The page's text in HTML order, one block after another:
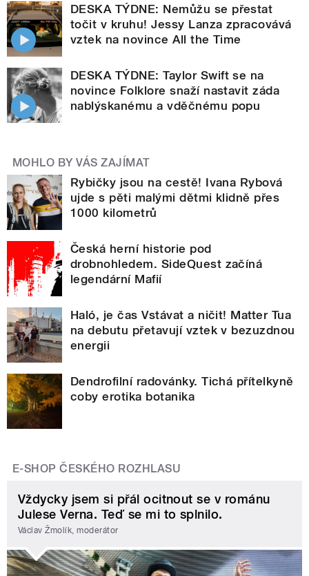
DESKA TÝDNE: Nemůžu se přestat
točit v kruhu! Jessy Lanza zpracovává
vztek na novince All the Time
DESKA TÝDNE: Taylor Swift se na
novince Folklore snaží nastavit záda
nablýskanému a vděčnému popu
MOHLO BY VÁS ZAJÍMAT
Rybičky jsou na cestě! Ivana Rybová
ujde s pěti malými dětmi klidně přes
1000 kilometrů
Česká herní historie pod
drobnohledem. SideQuest začíná
legendární Mafií
Haló, je čas Vstávat a ničit! Matter Tua
na debutu přetavují vztek v bezuzdnou
energii
Dendrofilní radovánky. Tichá přítelkyně
coby erotika botanika
E-SHOP ČESKÉHO ROZHLASU
Vždycky jsem si přál ocitnout se v románu
Julese Verna. Teď se mi to splnilo.
Václav Žmolík, moderátor